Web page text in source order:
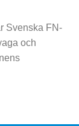
Svenska FN-
och